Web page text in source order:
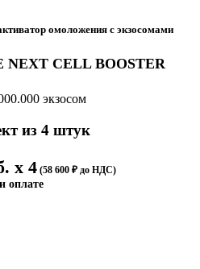
омоложения с экзосомами
NEXT CELL BOOSTER
экзосом
из 4 штук
х 4(58 600 ₽ до НДС)
оплате